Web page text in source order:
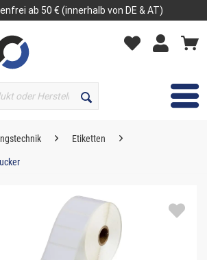
ab 50 € (innerhalb von DE & AT)
MENÜ
Etiketten